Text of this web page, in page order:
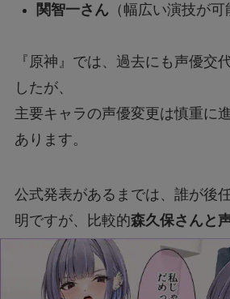
関智一さん（幅広い演技が可
『原神』では、過去にも声優交
したが、
主要キャラの声優変更は慎重に
あります。
公式発表があるまでは、誰が後
明ですが、比較的森久保さんと
選ばれる可能性が高いでしょう